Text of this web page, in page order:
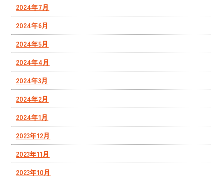
2024年7月
2024年6月
2024年5月
2024年4月
2024年3月
2024年2月
2024年1月
2023年12月
2023年11月
2023年10月